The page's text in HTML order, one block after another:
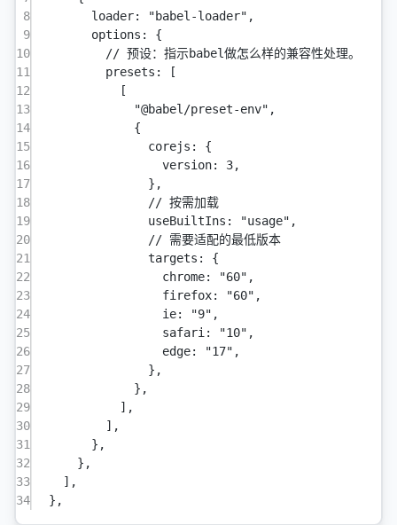
8
loader: "babel-loader" ,
9
options: {
10
// 预设：指示babel做怎么样的兼容性处理。
11
presets: [
12
[
13
"@babel/preset-env" ,
14
{
15
corejs: {
16
version: 3,
17
},
18
// 按需加载
19
useBuiltIns: "usage" ,
20
// 需要适配的最低版本
21
targets: {
22
chrome: "60" ,
23
firefox: "60" ,
24
ie: "9" ,
25
safari: "10" ,
26
edge: "17" ,
27
},
28
},
29
],
30
],
31
},
32
},
33
],
34
},